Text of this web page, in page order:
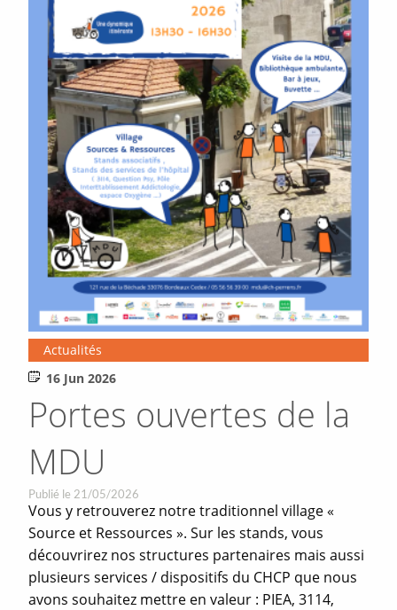
Actualités
16 Jun 2026
Portes ouvertes de la
MDU
Publié le 21/05/2026
Vous y retrouverez notre traditionnel village «
Source et Ressources ». Sur les stands, vous
découvrirez nos structures partenaires mais aussi
plusieurs services / dispositifs du CHCP que nous
avons souhaitez mettre en valeur : PIEA, 3114,